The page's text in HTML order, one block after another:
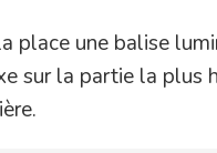
place une balise
sur la partie la plus